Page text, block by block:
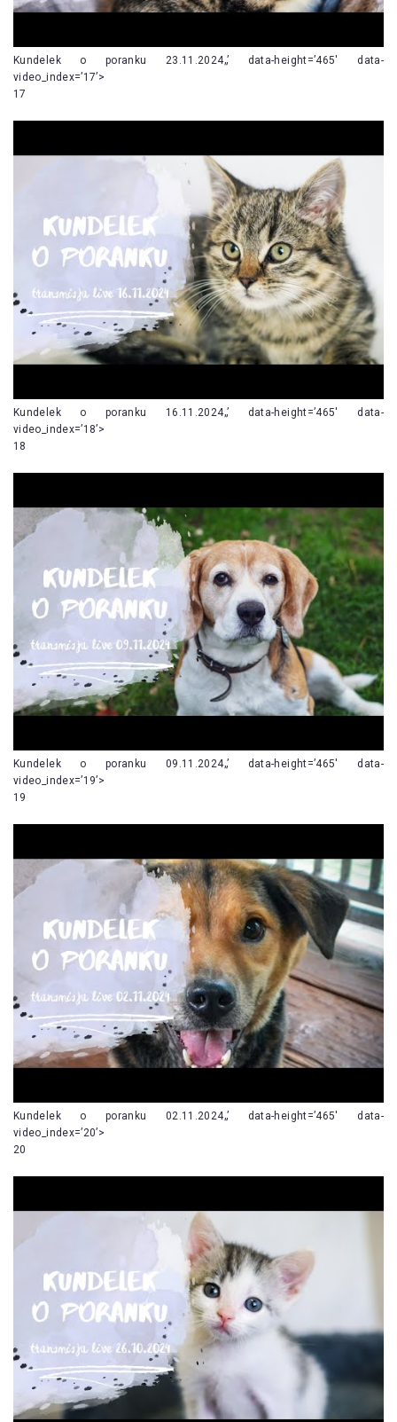
Kundelek o poranku 23.11.2024„’ data-height=’465′ data-
video_index=’17’>
17
Kundelek o poranku 16.11.2024„’ data-height=’465′ data-
video_index=’18’>
18
Kundelek o poranku 09.11.2024„’ data-height=’465′ data-
video_index=’19’>
19
Kundelek o poranku 02.11.2024„’ data-height=’465′ data-
video_index=’20’>
20